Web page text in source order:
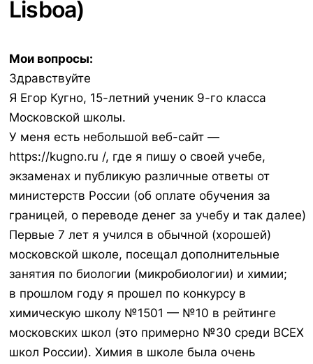
Lisboa)
Мои вопросы:
Здравствуйте
Я Егор Кугно, 15-летний ученик 9-го класса
Московской школы.
У меня есть небольшой веб-сайт —
https://kugno.ru /, где я пишу о своей учебе,
экзаменах и публикую различные ответы от
министерств России (об оплате обучения за
границей, о переводе денег за учебу и так далее)
Первые 7 лет я учился в обычной (хорошей)
московской школе, посещал дополнительные
занятия по биологии (микробиологии) и химии;
в прошлом году я прошел по конкурсу в
химическую школу №1501 — №10 в рейтинге
московских школ (это примерно №30 среди ВСЕХ
школ России). Химия в школе была очень